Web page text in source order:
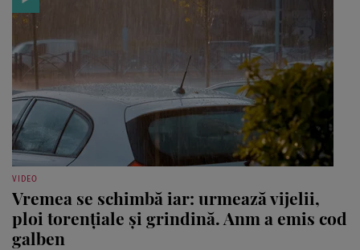
VIDEO
Vremea se schimbă iar: urmează vijelii,
ploi torențiale și grindină. Anm a emis cod
galben